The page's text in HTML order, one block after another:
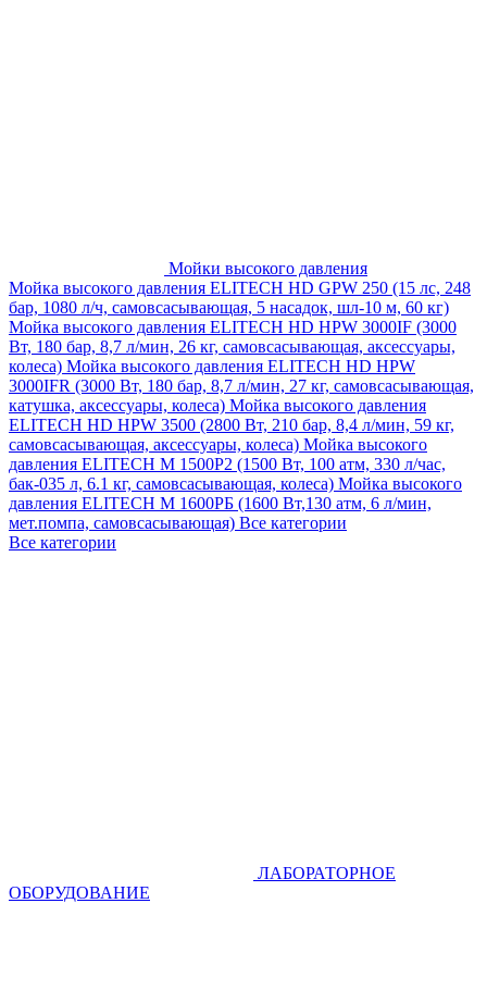
Мойки высокого давления
Мойка высокого давления ELITECH HD GPW 250 (15 лс, 248
бар, 1080 л/ч, самовсасывающая, 5 насадок, шл-10 м, 60 кг)
Мойка высокого давления ELITECH HD HPW 3000IF (3000
Вт, 180 бар, 8,7 л/мин, 26 кг, самовсасывающая, аксессуары,
колеса) Мойка высокого давления ELITECH HD HPW
3000IFR (3000 Вт, 180 бар, 8,7 л/мин, 27 кг, самовсасывающая,
катушка, аксессуары, колеса) Мойка высокого давления
ELITECH HD HPW 3500 (2800 Вт, 210 бар, 8,4 л/мин, 59 кг,
самовсасывающая, аксессуары, колеса) Мойка высокого
давления ELITECH M 1500P2 (1500 Вт, 100 атм, 330 л/час,
бак-035 л, 6.1 кг, самовсасывающая, колеса) Мойка высокого
давления ELITECH М 1600РБ (1600 Вт,130 атм, 6 л/мин,
мет.помпа, самовсасывающая) Все категории
Все категории
ЛАБОРАТОРНОЕ
ОБОРУДОВАНИЕ